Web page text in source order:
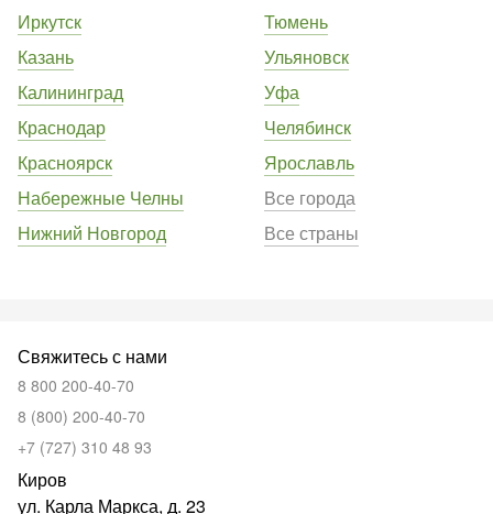
Иркутск
Казань
Калининград
Краснодар
Красноярск
Набережные Челны
Нижний Новгород
Тюмень
Ульяновск
Уфа
Челябинск
Ярославль
Все города
Все страны
Свяжитесь с нами
8 800 200-40-70
8 (800) 200-40-70
+7 (727) 310 48 93
Киров
ул. Карла Маркса, д. 23